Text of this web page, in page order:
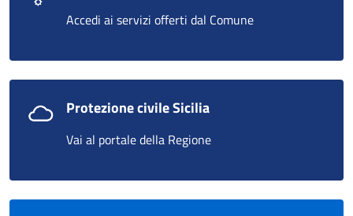
Accedi ai servizi offerti dal Comune
Protezione civile Sicilia
Vai al portale della Regione